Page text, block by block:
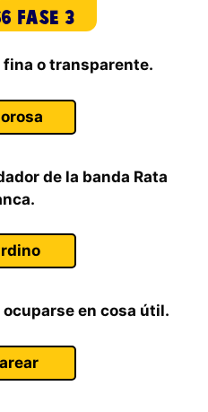
fina o transparente.
de la banda Rata
en cosa útil.